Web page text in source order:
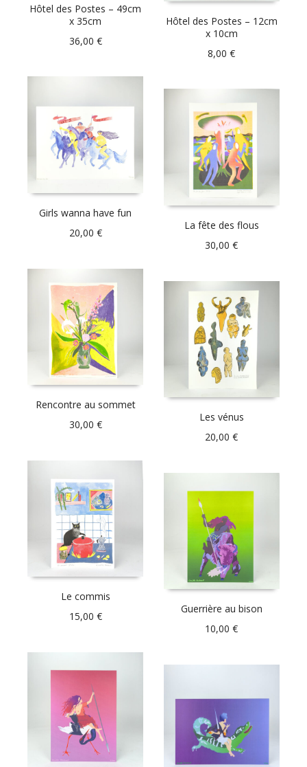
Hôtel des Postes – 49cm
x 35cm
36,00 €
Hôtel des Postes – 12cm
x 10cm
8,00€
Girls wanna have fun
20,00 €
La fête des flous
30,00€
Rencontre au sommet
30,00 €
Les vénus
20,00€
Le commis
15,00 €
Guerrière au bison
10,00€